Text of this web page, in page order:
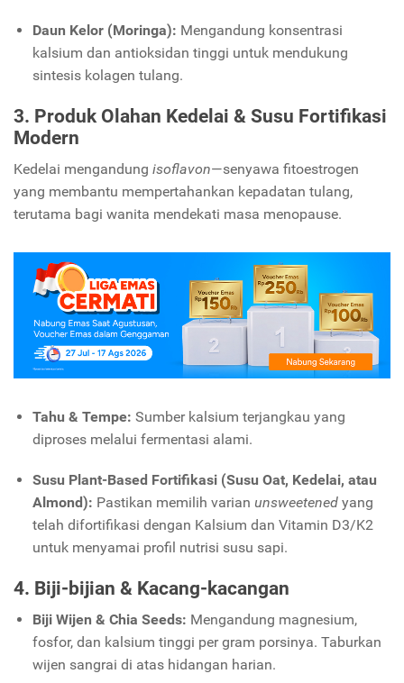
Daun Kelor (Moringa): Mengandung konsentrasi
kalsium dan antioksidan tinggi untuk mendukung
sintesis kolagen tulang.
3. Produk Olahan Kedelai & Susu Fortifikasi
Modern
Kedelai mengandung isoflavon—senyawa fitoestrogen
yang membantu mempertahankan kepadatan tulang,
terutama bagi wanita mendekati masa menopause.
Tahu & Tempe: Sumber kalsium terjangkau yang
diproses melalui fermentasi alami.
Susu Plant-Based Fortifikasi (Susu Oat, Kedelai, atau
Almond): Pastikan memilih varian unsweetenedyang
telah difortifikasi dengan Kalsium dan Vitamin D3/K2
untuk menyamai profil nutrisi susu sapi.
4. Biji-bijian & Kacang-kacangan
Biji Wijen & Chia Seeds: Mengandung magnesium,
fosfor, dan kalsium tinggi per gram porsinya. Taburkan
wijen sangrai di atas hidangan harian.